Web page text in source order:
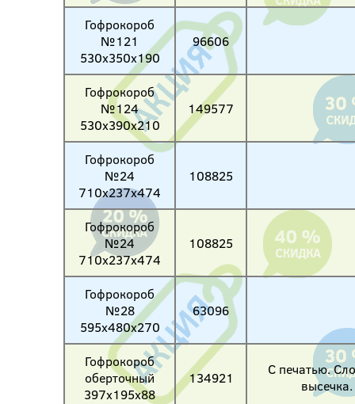
Гофрокороб
№121
530х350х190
96606
Гофрокороб
№124
530х390х210
149577
Гофрокороб
№24
710х237х474
108825
Гофрокороб
№24
710х237х474
108825
Гофрокороб
№28
595х480х270
63096
Гофрокороб
оберточный
397х195х88
134921
С печатью.
высечка.